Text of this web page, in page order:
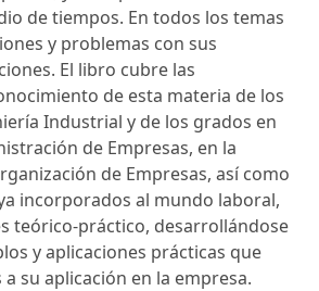
de tiempos. En todos los temas
y problemas con sus
El libro cubre las
de esta materia de los
Industrial y de los grados en
de Empresas, en la
de Empresas, así como
incorporados al mundo laboral,
teórico-práctico, desarrollándose
y aplicaciones prácticas que
su aplicación en la empresa.